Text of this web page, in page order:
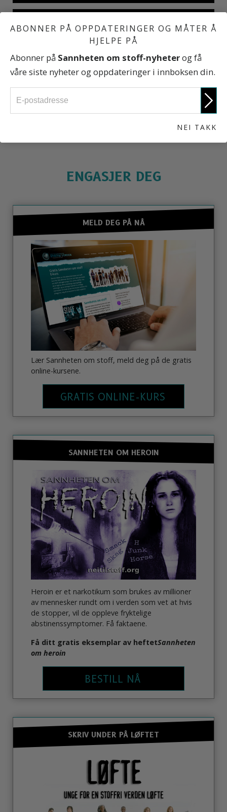
Oste-heroin
Hva langeren vil fortelle deg
Sannheten om stoff
ENGASJER DEG
MELD DEG PÅ NÅ
Lær Sannheten om stoff, meld deg på de gratis
online-kursene.
GRATIS ONLINE-KURS
SANNHETEN OM HEROIN
Heroin er et narkotikum som brukes av millioner
av mennesker rundt om i verden som vet at hvis
de stopper, vil de oppleve fryktelige
abstinenssymptomer. Få faktaene.
Få ditt gratis eksemplar av heftetSannheten
om heroin
BESTILL NÅ
SKRIV UNDER PÅ LØFTET
ABONNER PÅ OPPDATERINGER OG MÅTER Å
HJELPE PÅ
Abonner på Sannheten om stoff-nyheterog få
våre siste nyheter og oppdateringer i innboksen din.
NEI TAKK